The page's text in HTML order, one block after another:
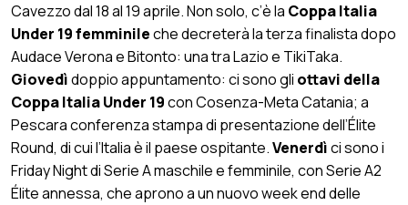
Cavezzo dal 18 al 19 aprile. Non solo, c’è la Coppa Italia
Under 19 femminileche decreterà la terza finalista dopo
Audace Verona e Bitonto: una tra Lazio e TikiTaka.
Giovedìdoppio appuntamento: ci sono gli ottavi della
Coppa Italia Under 19con Cosenza-Meta Catania; a
Pescara conferenza stampa di presentazione dell’Élite
Round, di cui l’Italia è il paese ospitante.Venerdìci sono i
Friday Night di Serie A maschile e femminile, con Serie A2
Élite annessa, che aprono a un nuovo week end delle